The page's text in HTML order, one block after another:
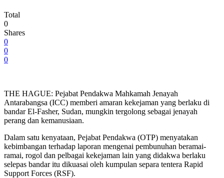
Total
0
Shares
0
0
0
THE HAGUE: Pejabat Pendakwa Mahkamah Jenayah
Antarabangsa (ICC) memberi amaran kekejaman yang berlaku di
bandar El-Fasher, Sudan, mungkin tergolong sebagai jenayah
perang dan kemanusiaan.
Dalam satu kenyataan, Pejabat Pendakwa (OTP) menyatakan
kebimbangan terhadap laporan mengenai pembunuhan beramai-
ramai, rogol dan pelbagai kekejaman lain yang didakwa berlaku
selepas bandar itu dikuasai oleh kumpulan separa tentera Rapid
Support Forces (RSF).